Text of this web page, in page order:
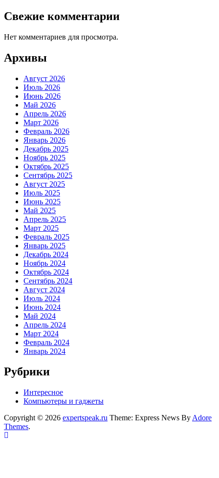
Свежие комментарии
Нет комментариев для просмотра.
Архивы
Август 2026
Июль 2026
Июнь 2026
Май 2026
Апрель 2026
Март 2026
Февраль 2026
Январь 2026
Декабрь 2025
Ноябрь 2025
Октябрь 2025
Сентябрь 2025
Август 2025
Июль 2025
Июнь 2025
Май 2025
Апрель 2025
Март 2025
Февраль 2025
Январь 2025
Декабрь 2024
Ноябрь 2024
Октябрь 2024
Сентябрь 2024
Август 2024
Июль 2024
Июнь 2024
Май 2024
Апрель 2024
Март 2024
Февраль 2024
Январь 2024
Рубрики
Интересное
Компьютеры и гаджеты
Copyright © 2026 expertspeak.ru Theme: Express News By Adore
Themes.